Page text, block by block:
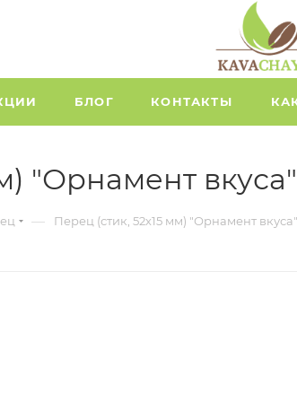
БЛОГ КОНТАКТЫ
"Орнамент
— Перец (стик, 52х15 мм) "Орнамент